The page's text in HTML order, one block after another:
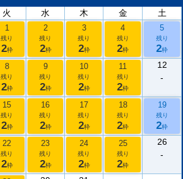
火 水 木 金 土
1
残り
2枠
2
残り
2枠
3
残り
2枠
4
残り
2枠
5
残り
2枠
8
残り
2枠
9
残り
2枠
10
残り
2枠
11
残り
2枠
12
-
15
残り
2枠
16
残り
2枠
17
残り
2枠
18
残り
2枠
19
残り
2枠
22
残り
2枠
23
残り
2枠
24
残り
2枠
25
残り
2枠
26
-